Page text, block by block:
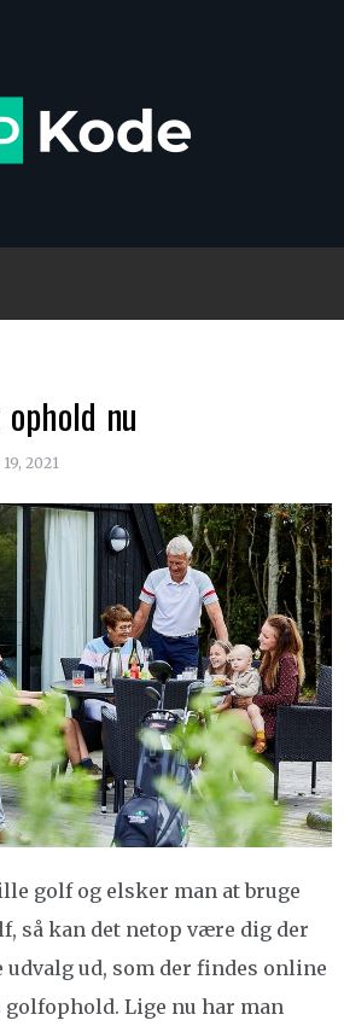
nu
2021
golf og elsker man at bruge
så kan det netop være dig der
udvalg ud, som der findes online
Lige nu har man